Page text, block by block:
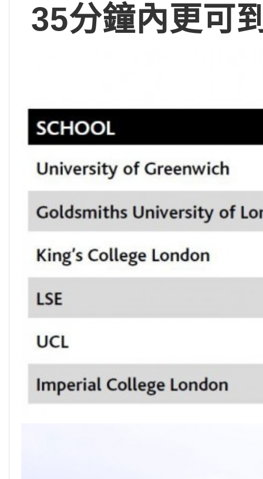
35分鐘內更可